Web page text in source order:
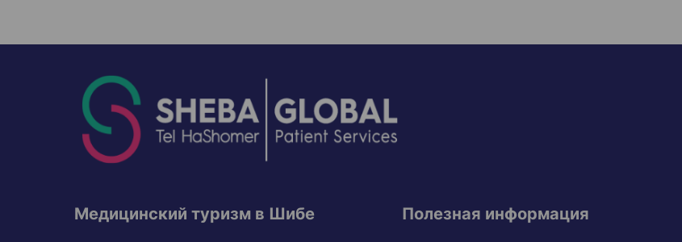
Медицинский туризм в Шибе Полезная информация